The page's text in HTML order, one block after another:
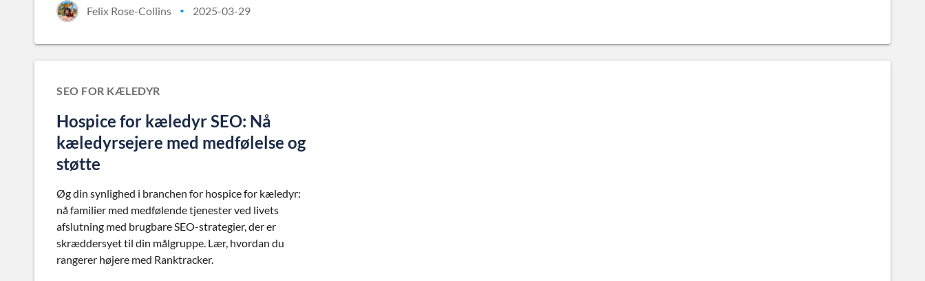
Felix Rose-Collins • 2025-03-29
SEO FOR KÆLEDYR
Hospice for kæledyr SEO: Nå
kæledyrsejere med medfølelse og
støtte
Øg din synlighed i branchen for hospice for kæledyr:
nå familier med medfølende tjenester ved livets
afslutning med brugbare SEO-strategier, der er
skræddersyet til din målgruppe. Lær, hvordan du
rangerer højere med Ranktracker.